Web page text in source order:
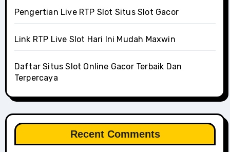
Pengertian Live RTP Slot Situs Slot Gacor
Link RTP Live Slot Hari Ini Mudah Maxwin
Daftar Situs Slot Online Gacor Terbaik Dan
Terpercaya
Recent Comments